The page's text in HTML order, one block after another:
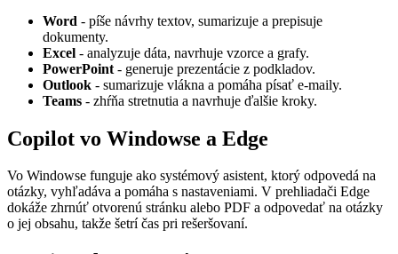
Word - píše návrhy textov, sumarizuje a prepisuje
dokumenty.
Excel - analyzuje dáta, navrhuje vzorce a grafy.
PowerPoint - generuje prezentácie z podkladov.
Outlook - sumarizuje vlákna a pomáha písať e-maily.
Teams - zhŕňa stretnutia a navrhuje ďalšie kroky.
Copilot vo Windowse a Edge
Vo Windowse funguje ako systémový asistent, ktorý odpovedá na
otázky, vyhľadáva a pomáha s nastaveniami. V prehliadači Edge
dokáže zhrnúť otvorenú stránku alebo PDF a odpovedať na otázky
o jej obsahu, takže šetrí čas pri rešeršovaní.